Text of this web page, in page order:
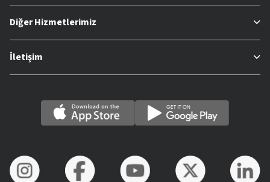
Diğer Hizmetlerimiz
İletişim